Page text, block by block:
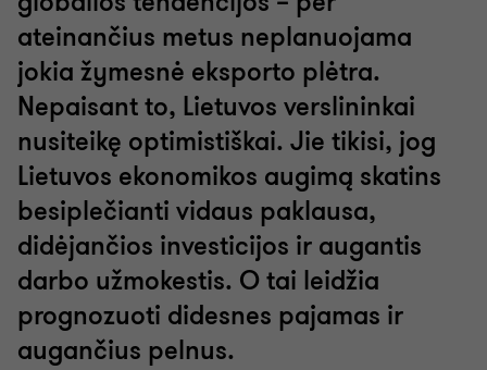
ateinančius metus neplanuojama
jokia žymesnė eksporto plėtra.
Nepaisant to, Lietuvos verslininkai
nusiteikę optimistiškai. Jie tikisi, jog
Lietuvos ekonomikos augimą skatins
besiplečianti vidaus paklausa,
didėjančios investicijos ir augantis
darbo užmokestis. O tai leidžia
prognozuoti didesnes pajamas ir
augančius pelnus.